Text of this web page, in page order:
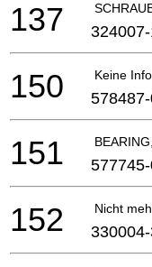
137
Keine
150
151
Nicht
152